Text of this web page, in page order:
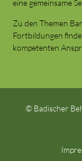
eine gemeinsame
Zu den Themen
Fortbildungen
kompetenten
© Badischer